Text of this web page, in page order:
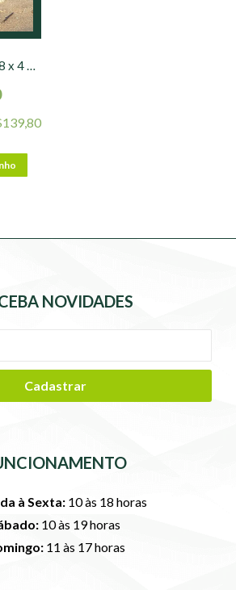
Tamanduá Bitim – 18 x 4 x 9 cm
139,80
NOVIDADES
Cadastrar
à Sexta:10 às 18 horas
10 às 19 horas
11 às 17 horas